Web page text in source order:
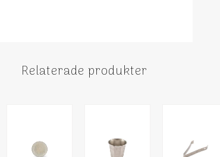
Relaterade produkter